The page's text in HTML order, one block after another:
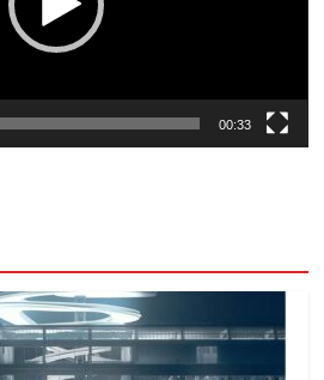
00:33